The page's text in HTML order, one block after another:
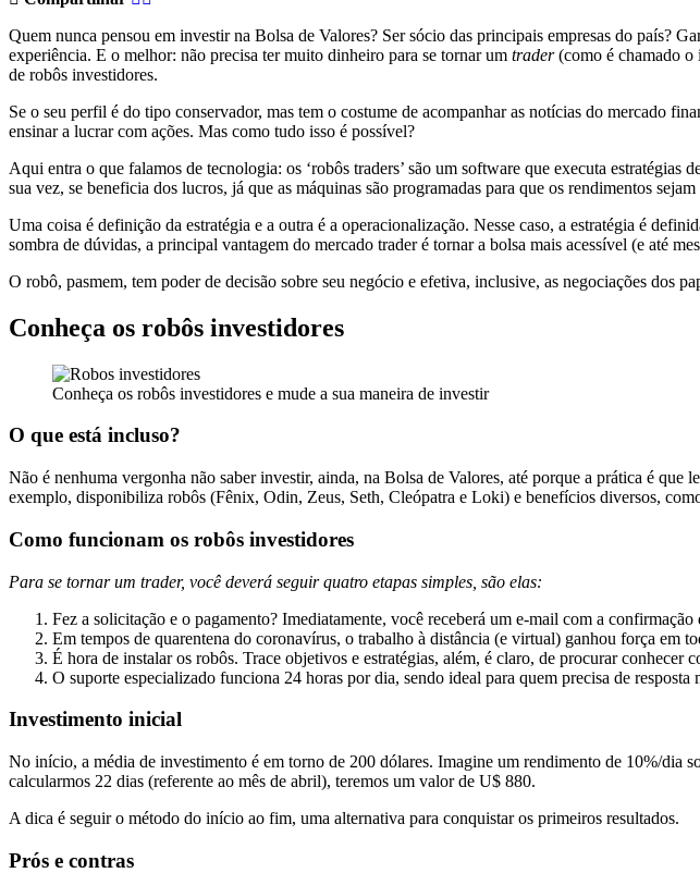
Quem nunca pensou em investir na Bolsa de Valores? Ser sócio das principais empresas do país?
experiência. E o melhor: não precisa ter muito dinheiro para se tornar um trader(como é chamado o
de robôs investidores.
Se o seu perfil é do tipo conservador, mas tem o costume de acompanhar as notícias do mercado
ensinar a lucrar com ações. Mas como tudo isso é possível?
Aqui entra o que falamos de tecnologia: os ‘robôs traders’ são um software que executa estratégias
sua vez, se beneficia dos lucros, já que as máquinas são programadas para que os rendimentos
Uma coisa é definição da estratégia e a outra é a operacionalização. Nesse caso, a estratégia é
sombra de dúvidas, a principal vantagem do mercado trader é tornar a bolsa mais acessível (e até
O robô, pasmem, tem poder de decisão sobre seu negócio e efetiva, inclusive, as negociações dos
Conheça os robôs investidores
Conheça os robôs investidores e mude a sua maneira de investir
O que está incluso?
Não é nenhuma vergonha não saber investir, ainda, na Bolsa de Valores, até porque a prática é
exemplo, disponibiliza robôs (Fênix, Odin, Zeus, Seth, Cleópatra e Loki) e benefícios diversos,
Como funcionam os robôs investidores
Para se tornar um trader, você deverá seguir quatro etapas simples, são elas:
Fez a solicitação e o pagamento? Imediatamente, você receberá um e-mail com a
Em tempos de quarentena do coronavírus, o trabalho à distância (e virtual) ganhou força em
É hora de instalar os robôs. Trace objetivos e estratégias, além, é claro, de procurar conhecer
O suporte especializado funciona 24 horas por dia, sendo ideal para quem precisa de resposta
Investimento inicial
No início, a média de investimento é em torno de 200 dólares. Imagine um rendimento de 10%/dia
calcularmos 22 dias (referente ao mês de abril), teremos um valor de U$ 880.
A dica é seguir o método do início ao fim, uma alternativa para conquistar os primeiros resultados.
Prós e contras